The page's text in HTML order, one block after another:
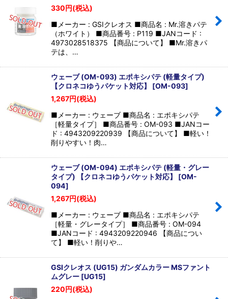
330円(税込)
■メーカー : GSIクレオス ■商品名 : Mr.溶きパテ
（ホワイト） ■商品番号 : P119 ■JANコード :
4973028518375 【商品について】 ■Mr.溶きパ
テは、…
ウェーブ (OM-093) エポキシパテ (軽量タイプ)
【クロネコゆうパケット対応】 [OM-093]
1,267円(税込)
■メーカー : ウェーブ ■商品名 : エポキシパテ
［軽量タイプ］ ■商品番号 : OM-093 ■JANコー
ド : 4943209220939 【商品について】 ■軽い！
削りやすい！肉…
ウェーブ (OM-094) エポキシパテ (軽量・グレー
タイプ) 【クロネコゆうパケット対応】 [OM-
094]
1,267円(税込)
■メーカー : ウェーブ ■商品名 : エポキシパテ
［軽量・グレータイプ］ ■商品番号 : OM-094
■JANコード : 4943209220946 【商品につい
て】 ■軽い！削りや…
GSIクレオス (UG15) ガンダムカラー MSファント
ムグレー [UG15]
220円(税込)